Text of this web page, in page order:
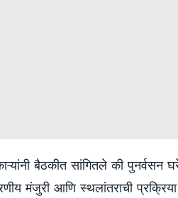
बैठकीत सांगितले की पुनर्वसन
मंजुरी आणि स्थलांतराची